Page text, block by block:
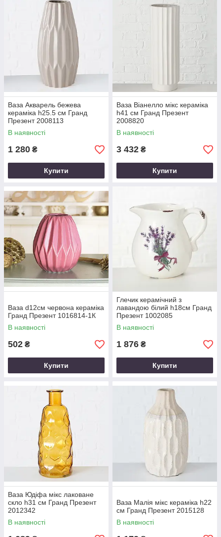
Ваза Акварель бежева
кераміка h25.5 см Гранд
Презент 2008113
В наявності
1 280 ₴
Купити
Ваза Віанелло мікс кераміка
h41 см Гранд Презент
2008820
В наявності
3 432 ₴
Купити
Ваза d12см червона кераміка
Гранд Презент 1016814-1К
В наявності
502 ₴
Купити
Глечик керамічний з
лавандою білий h18см Гранд
Презент 1002085
В наявності
1 876 ₴
Купити
Ваза Юдіфа мікс лаковане
скло h31 см Гранд Презент
2012342
В наявності
Ваза Малія мікс кераміка h22
см Гранд Презент 2015128
В наявності